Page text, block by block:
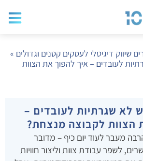
שיווק דיגיטלי לעסקים קטנים וגדולים »
לעובדים – איך להפוך את הצוות
לא שגרתיות לעובדים –
הצוות לקבוצה מנצחת?
מעבר לעוד יום כיף – מדובר
לשפר עבודת צוות וליצור חוויות